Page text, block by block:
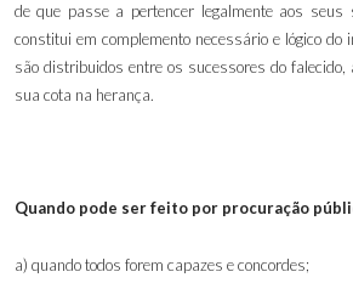
de que passe a pertencer legalmente aos
constitui em complemento necessário e lógico do
são distribuidos entre os sucessores do falecido,
sua cota na herança.
Quando pode ser feito por procuração
a) quando todos forem capazes e concordes;